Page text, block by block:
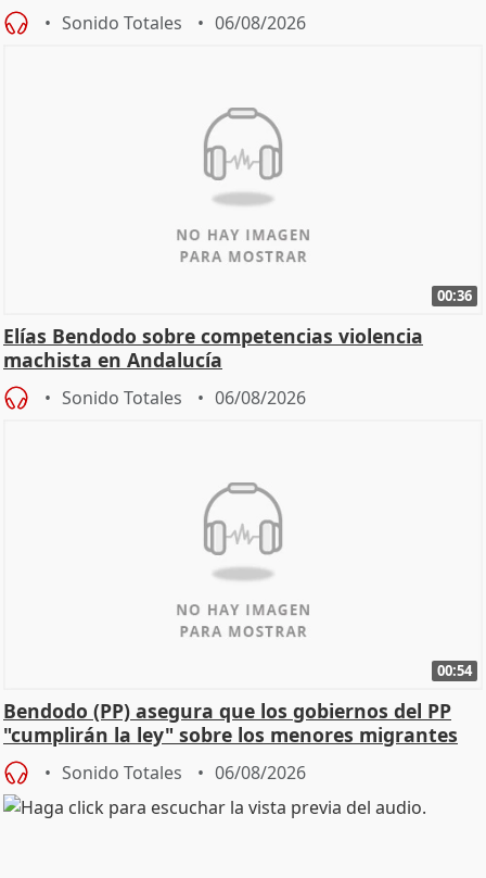
Sonido Totales 06/08/2026
00:36
Elías Bendodo sobre competencias violencia
machista en Andalucía
Sonido Totales 06/08/2026
00:54
Bendodo (PP) asegura que los gobiernos del PP
"cumplirán la ley" sobre los menores migrantes
Sonido Totales 06/08/2026